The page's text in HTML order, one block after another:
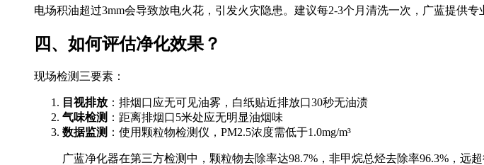
电场积油超过3mm会导致放电火花，引发火灾隐患。建议每2-3个月清洗一次，广蓝提供专
四、如何评估净化效果？
现场检测三要素：
目视排放 ：排烟口应无可见油雾，白纸贴近排放口30秒无油渍
气味检测 ：距离排烟口5米处应无明显油烟味
数据监测 ：使用颗粒物检测仪，PM2.5浓度需低于1.0mg/m³
广蓝净化器在第三方检测中，颗粒物去除率达98.7%，非甲烷总烃去除率96.3%，远